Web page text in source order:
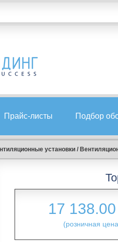
Прайс-листы Подбор
установки /
17 138.00
(розничная